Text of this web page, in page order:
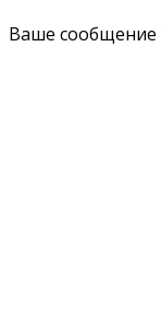
Ваше сообщение